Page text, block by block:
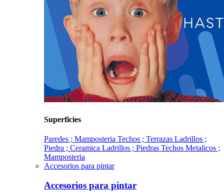
Superficies
Paredes ; Mamposteria Techos ; Terrazas Ladrillos ;
Piedra ; Ceramica Ladrillos ; Piedras Techos Metalicos ;
Mamposteria
Accesorios para pintar
Accesorios para pintar